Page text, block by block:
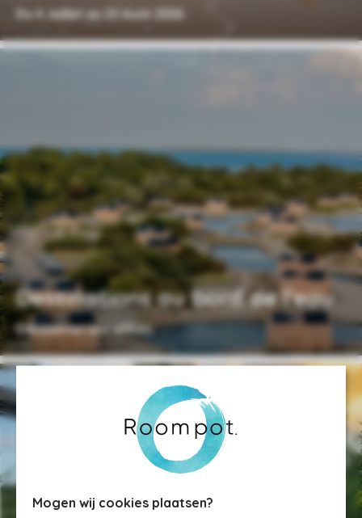
Mogen wij cookies plaatsen?
Du 4 Juillet au 23 Août 2026
Destinations au bord de l'eau
Découvrez nos offres